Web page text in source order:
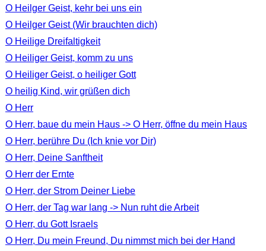
O Heilger Geist, kehr bei uns ein
O Heilger Geist (Wir brauchten dich)
O Heilige Dreifaltigkeit
O Heiliger Geist, komm zu uns
O Heiliger Geist, o heiliger Gott
O heilig Kind, wir grüßen dich
O Herr
O Herr, baue du mein Haus -> O Herr, öffne du mein Haus
O Herr, berühre Du (Ich knie vor Dir)
O Herr, Deine Sanftheit
O Herr der Ernte
O Herr, der Strom Deiner Liebe
O Herr, der Tag war lang -> Nun ruht die Arbeit
O Herr, du Gott Israels
O Herr, Du mein Freund, Du nimmst mich bei der Hand